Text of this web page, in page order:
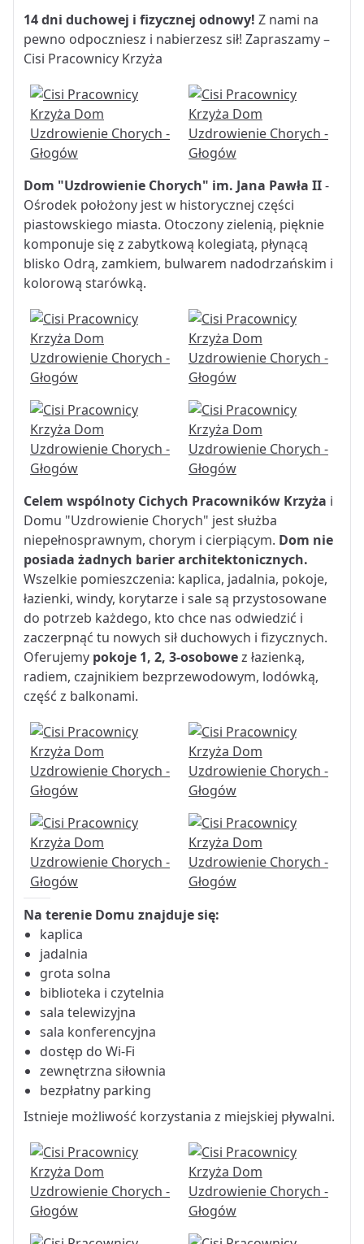
14 dni duchowej i fizycznej odnowy! Z nami na
pewno odpoczniesz i nabierzesz sił! Zapraszamy –
Cisi Pracownicy Krzyża
Dom "Uzdrowienie Chorych" im. Jana Pawła II-
Ośrodek położony jest w historycznej części
piastowskiego miasta. Otoczony zielenią, pięknie
komponuje się z zabytkową kolegiatą, płynącą
blisko Odrą, zamkiem, bulwarem nadodrzańskim i
kolorową starówką.
Celem wspólnoty Cichych Pracowników Krzyża i
Domu "Uzdrowienie Chorych" jest służba
niepełnosprawnym, chorym i cierpiącym. Dom nie
posiada żadnych barier architektonicznych.
Wszelkie pomieszczenia: kaplica, jadalnia, pokoje,
łazienki, windy, korytarze i sale są przystosowane
do potrzeb każdego, kto chce nas odwiedzić i
zaczerpnąć tu nowych sił duchowych i fizycznych.
Oferujemy pokoje 1, 2, 3-osobowez łazienką,
radiem, czajnikiem bezprzewodowym, lodówką,
część z balkonami.
Na terenie Domu znajduje się:
kaplica
jadalnia
grota solna
biblioteka i czytelnia
sala telewizyjna
sala konferencyjna
dostęp do Wi-Fi
zewnętrzna siłownia
bezpłatny parking
Istnieje możliwość korzystania z miejskiej pływalni.